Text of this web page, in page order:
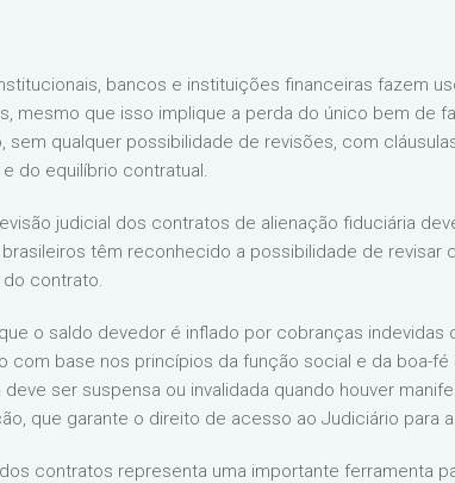
bancos e instituições financeiras fazem
mesmo que isso implique a perda do único bem de
sem qualquer possibilidade de revisões, com
do equilíbrio contratual.
judicial dos contratos de alienação fiduciária
têm reconhecido a possibilidade de revisar
contrato.
o saldo devedor é inflado por cobranças
com base nos princípios da função social e da boa-
ser suspensa ou invalidada quando houver
que garante o direito de acesso ao Judiciário
contratos representa uma importante ferramenta